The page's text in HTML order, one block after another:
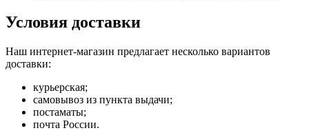
Условия доставки
Наш интернет-магазин предлагает несколько вариантов
доставки:
курьерская;
самовывоз из пункта выдачи;
постаматы;
почта России.